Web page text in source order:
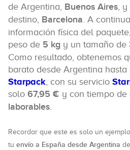
de Argentina, Buenos Aires, y
destino, Barcelona. A
información física del
peso de 5 kg y un tamaño de
Como resultado, obtenemos
barato desde Argentina hasta
Starpack, con su servicio
solo 67,95 € y con tiempo de
laborables.
Recordar que este es solo un
tu envío a España desde Argentina